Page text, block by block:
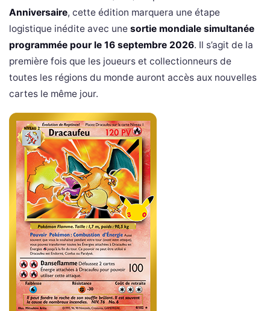
Anniversaire, cette édition marquera une étape
logistique inédite avec une sortie mondiale simultanée
programmée pour le 16 septembre 2026. Il s’agit de la
première fois que les joueurs et collectionneurs de
toutes les régions du monde auront accès aux nouvelles
cartes le même jour.